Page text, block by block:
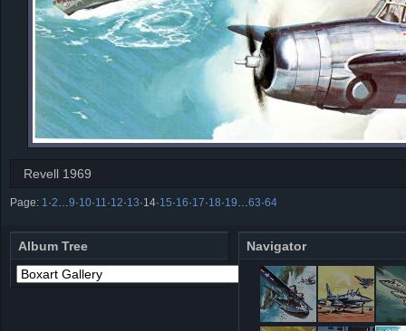
Revell 1969
Page: 1 ·2 9·10·11 ·12·13·14·15·16·17·18·19 63·64
Album Tree Navigator